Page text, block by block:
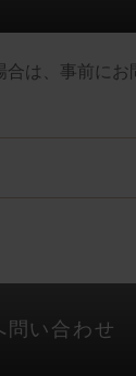
は、事前にお
い合わせ